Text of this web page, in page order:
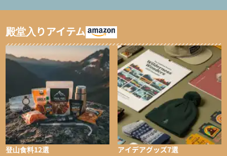
殿堂入りアイテム
登山食料12選 アイデアグッズ7選